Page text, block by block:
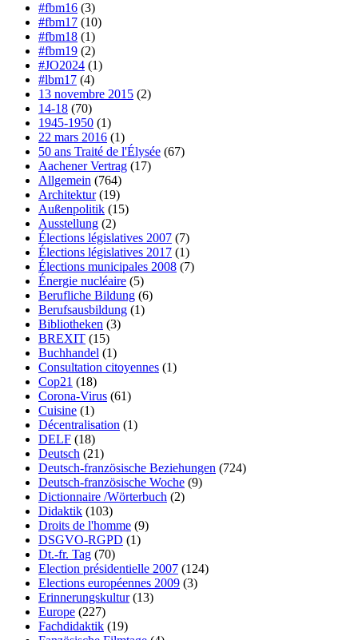
#fbm16 (3)
#fbm17 (10)
#fbm18 (1)
#fbm19 (2)
#JO2024 (1)
#lbm17 (4)
13 novembre 2015 (2)
14-18 (70)
1945-1950 (1)
22 mars 2016 (1)
50 ans Traité de l'Élysée (67)
Aachener Vertrag (17)
Allgemein (764)
Architektur(19)
Außenpolitik (15)
Ausstellung (2)
Élections législatives 2007 (7)
Élections législatives 2017 (1)
Élections municipales 2008 (7)
Énergie nucléaire (5)
Berufliche Bildung (6)
Berufsausbildung (1)
Bibliotheken (3)
BREXIT (15)
Buchhandel (1)
Consultation citoyennes (1)
Cop21 (18)
Corona-Virus (61)
Cuisine (1)
Décentralisation (1)
DELF (18)
Deutsch (21)
Deutsch-französische Beziehungen (724)
Deutsch-französische Woche (9)
Dictionnaire /Wörterbuch (2)
Didaktik (103)
Droits de l'homme (9)
DSGVO-RGPD (1)
Dt.-fr. Tag (70)
Election présidentielle 2007 (124)
Elections européennes 2009 (3)
Erinnerungskultur(13)
Europe (227)
Fachdidaktik (19)